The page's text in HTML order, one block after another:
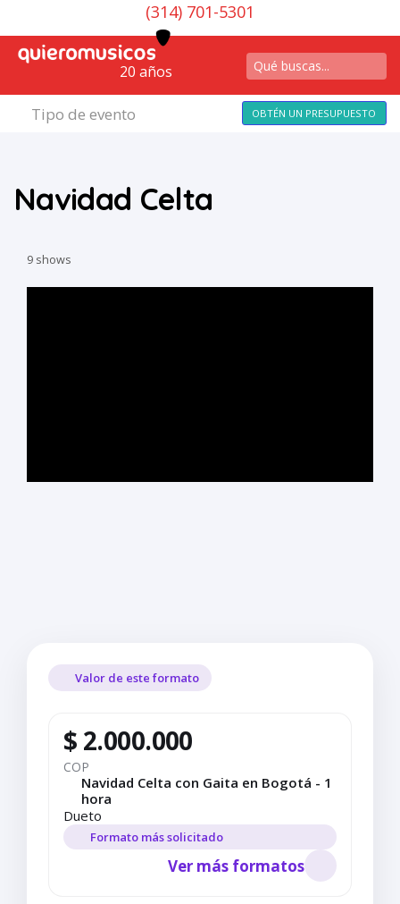
(314) 701-5301
20 años
Tipo de evento OBTÉN UN PRESUPUESTO
Navidad Celta
9 shows
Valor de este formato
$ 2.000.000
COP
Navidad Celta con Gaita en Bogotá - 1
hora
Dueto
Formato más solicitado
Ver más formatos